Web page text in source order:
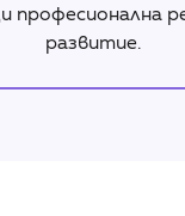
професионална
развитие.